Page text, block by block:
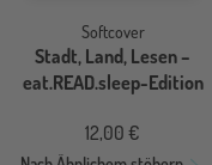
Softcover
Stadt, Land, Lesen –
eat.READ.sleep-Edition
12,00 €